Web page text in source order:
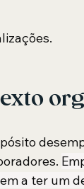
a ter um